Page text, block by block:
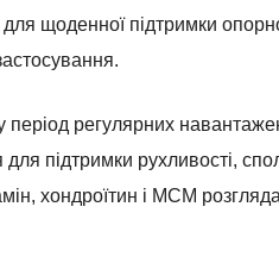
щоденної підтримки
регулярних
підтримки рухливості,
хондроїтин і МСМ